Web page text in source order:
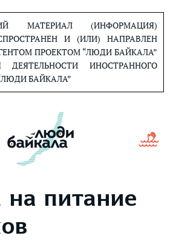
МАТЕРИАЛ (ИНФОРМАЦИЯ)
И (ИЛИ) НАПРАВЛЕН
ПРОЕКТОМ “ЛЮДИ БАЙКАЛА”
ДЕЯТЕЛЬНОСТИ ИНОСТРАННОГО
БАЙКАЛА”
на питание